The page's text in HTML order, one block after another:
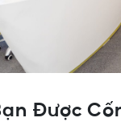
Được